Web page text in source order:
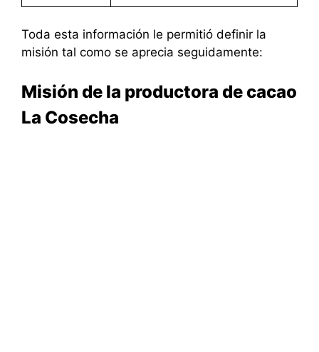
Toda esta información le permitió definir la
misión tal como se aprecia seguidamente:
Misión de la productora de cacao
La Cosecha